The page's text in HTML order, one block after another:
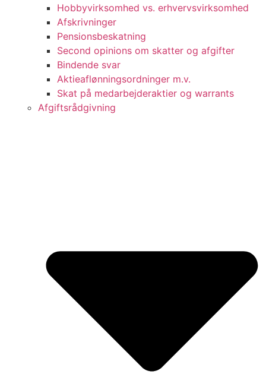
Hobbyvirksomhed vs. erhvervsvirksomhed
Afskrivninger
Pensionsbeskatning
Second opinions om skatter og afgifter
Bindende svar
Aktieaflønningsordninger m.v.
Skat på medarbejderaktier og warrants
Afgiftsrådgivning